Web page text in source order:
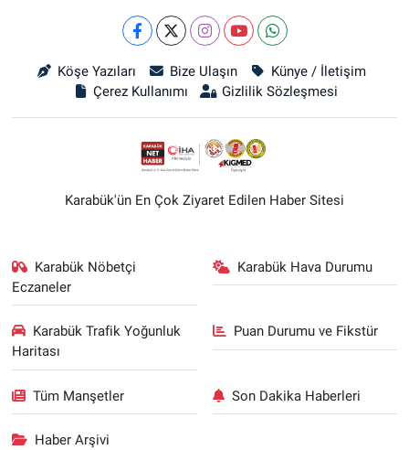
Köşe Yazıları Bize Ulaşın
Künye / İletişim
Çerez Kullanımı
Gizlilik Sözleşmesi
Karabük'ün En Çok Ziyaret Edilen Haber Sitesi
Karabük Nöbetçi
Eczaneler
Karabük Hava Durumu
Karabük Trafik Yoğunluk
Haritası
Puan Durumu ve Fikstür
Tüm Manşetler Son Dakika Haberleri
Haber Arşivi